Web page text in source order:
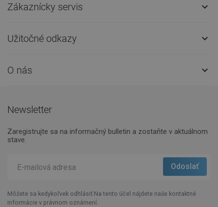
Zákaznícky servis 
Užitočné odkazy 
O nás 
Newsletter
Zaregistrujte sa na informačný bulletin a zostaňte v aktuálnom
stave.
Môžete sa kedykoľvek odhlásiť.Na tento účel nájdete naše kontaktné
informácie v právnom oznámení.